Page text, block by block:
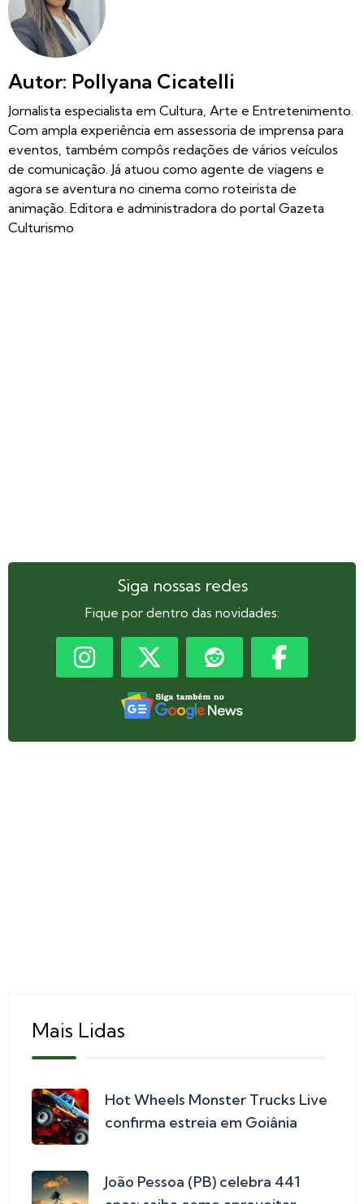
Autor: Pollyana Cicatelli
Jornalista especialista em Cultura, Arte e Entretenimento.
Com ampla experiência em assessoria de imprensa para
eventos, também compôs redações de vários veículos
de comunicação. Já atuou como agente de viagens e
agora se aventura no cinema como roteirista de
animação. Editora e administradora do portal Gazeta
Culturismo
Siga nossas redes
Fique por dentro das novidades:
Mais Lidas
Hot Wheels Monster Trucks Live
confirma estreia em Goiânia
João Pessoa (PB) celebra 441